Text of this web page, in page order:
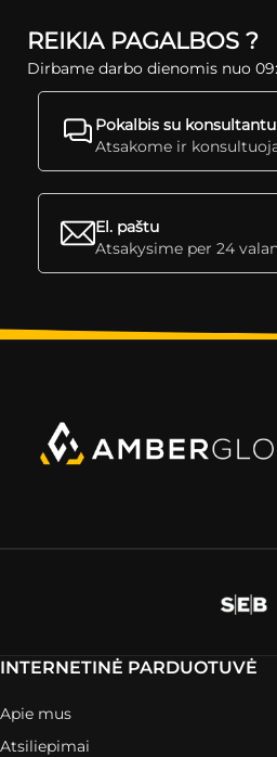
REIKIA PAGALBOS ?
Dirbame darbo dienomis nuo
Pokalbis su konsultantu
Atsakome ir
El. paštu
Atsakysime per 24
INTERNETINĖ PARDUOTUVĖ
Apie mus
Atsiliepimai